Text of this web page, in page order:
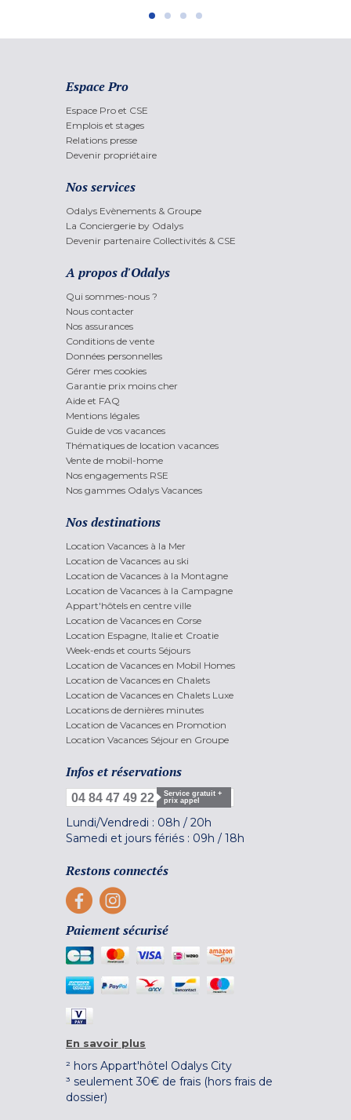
Espace Pro
Espace Pro et CSE
Emplois et stages
Relations presse
Devenir propriétaire
Nos services
Odalys Evènements & Groupe
La Conciergerie by Odalys
Devenir partenaire Collectivités & CSE
A propos d'Odalys
Qui sommes-nous ?
Nous contacter
Nos assurances
Conditions de vente
Données personnelles
Gérer mes cookies
Garantie prix moins cher
Aide et FAQ
Mentions légales
Guide de vos vacances
Thématiques de location vacances
Vente de mobil-home
Nos engagements RSE
Nos gammes Odalys Vacances
Nos destinations
Location Vacances à la Mer
Location de Vacances au ski
Location de Vacances à la Montagne
Location de Vacances à la Campagne
Appart'hôtels en centre ville
Location de Vacances en Corse
Location Espagne, Italie et Croatie
Week-ends et courts Séjours
Location de Vacances en Mobil Homes
Location de Vacances en Chalets
Location de Vacances en Chalets Luxe
Locations de dernières minutes
Location de Vacances en Promotion
Location Vacances Séjour en Groupe
Infos et réservations
04 84 47 49 22
Service gratuit +
prix appel
Lundi/Vendredi : 08h / 20h
Samedi et jours fériés : 09h / 18h
Restons connectés
Paiement sécurisé
En savoir plus
² hors Appart'hôtel Odalys City
³ seulement 30€ de frais (hors frais de
dossier)